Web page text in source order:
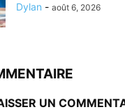
Dylan - août 6, 2026
UN